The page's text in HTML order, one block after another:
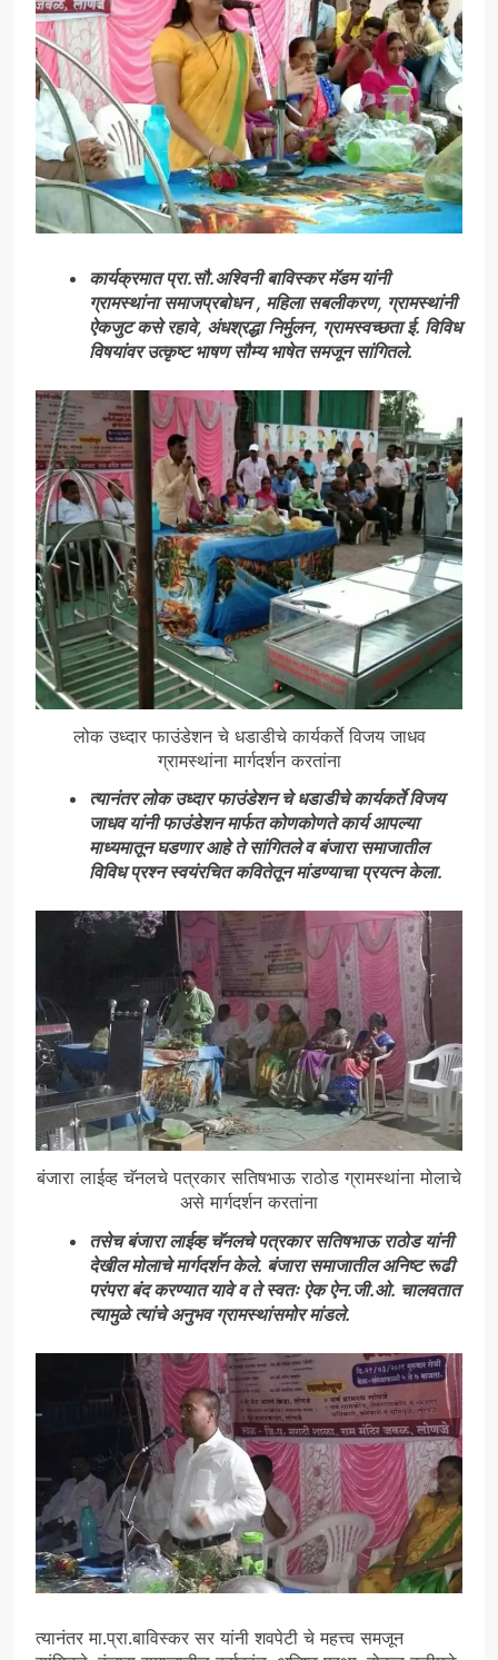
कार्यक्रमात प्रा.सौ.अश्विनी बाविस्कर मॅडम यांनी
ग्रामस्थांना समाजप्रबोधन , महिला सबलीकरण, ग्रामस्थांनी
ऐकजुट कसे रहावे, अंधश्रद्धा निर्मुलन, ग्रामस्वच्छता ई. विविध
विषयांवर उत्कृष्ट भाषण सौम्य भाषेत समजून सांगितले.
लोक उध्दार फाउंडेशन चे धडाडीचे कार्यकर्ते विजय जाधव
ग्रामस्थांना मार्गदर्शन करतांना
त्यानंतर लोक उध्दार फाउंडेशन चे धडाडीचे कार्यकर्ते विजय
जाधव यांनी फाउंडेशन मार्फत कोणकोणते कार्य आपल्या
माध्यमातून घडणार आहे ते सांगितले व बंजारा समाजातील
विविध प्रश्न स्वयंरचित कवितेतून मांडण्याचा प्रयत्न केला.
बंजारा लाईव्ह चॅनलचे पत्रकार सतिषभाऊ राठोड ग्रामस्थांना मोलाचे
असे मार्गदर्शन करतांना
तसेच बंजारा लाईव्ह चॅनलचे पत्रकार सतिषभाऊ राठोड यांनी
देखील मोलाचे मार्गदर्शन केले. बंजारा समाजातील अनिष्ट रूढी
परंपरा बंद करण्यात यावे व ते स्वतः ऐक ऐन.जी.ओ. चालवतात
त्यामुळे त्यांचे अनुभव ग्रामस्थांसमोर मांडले.
त्यानंतर मा.प्रा.बाविस्कर सर यांनी शवपेटी चे महत्त्व समजून